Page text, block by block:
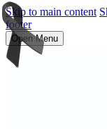
Skip to main content
footer
Open Menu